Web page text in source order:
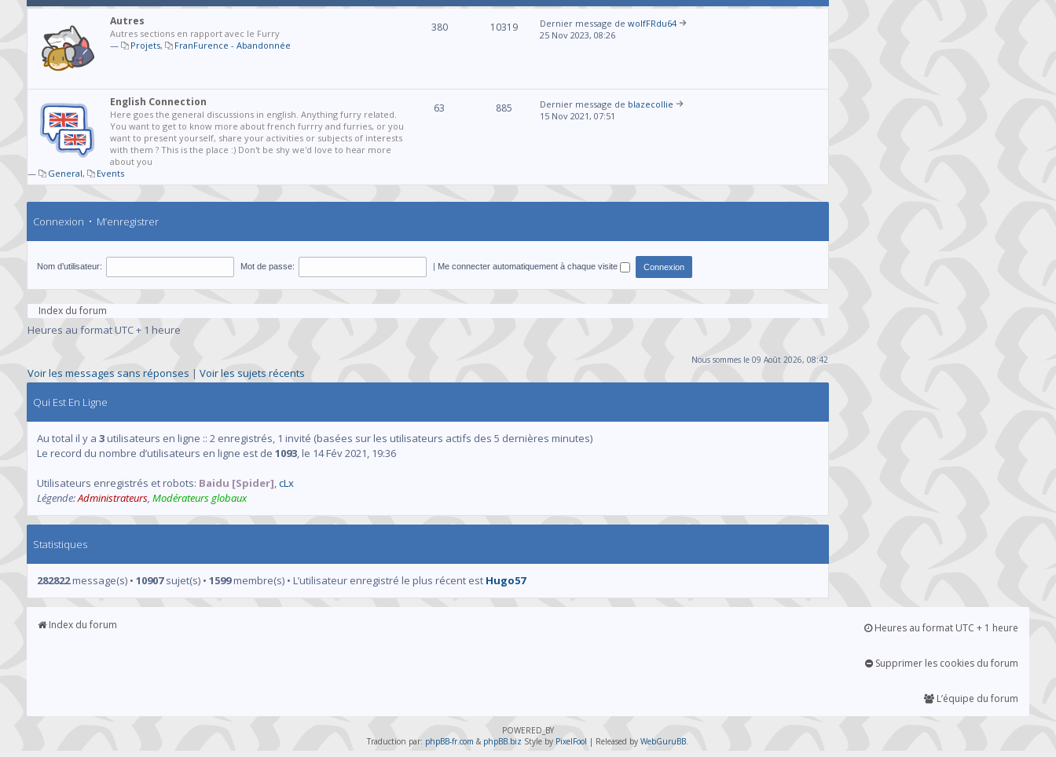
Autres
Autres sections en rapport avec le Furry
—
Projets, FranFurence - Abandonnée
380 10319 Dernier message de wolfFRdu64
25 Nov 2023, 08:26
English Connection
Here goes the general discussions in english. Anything furry related.
You want to get to know more about french furrry and furries, or you
want to present yourself, share your activities or subjects of interests
with them ? This is the place :) Don't be shy we'd love to hear more
about you
—
General, Events
63 885 Dernier message de blazecollie
15 Nov 2021, 07:51
Connexion • M’enregistrer
Nom d’utilisateur: Mot de passe: | Me connecter automatiquement à chaque visite
Index du forum
Heures au format UTC + 1 heure
Nous sommes le 09 Août 2026, 08:42
Voir les messages sans réponses | Voir les sujets récents
Qui Est En Ligne
Au total il y a 3utilisateurs en ligne :: 2 enregistrés, 1 invité (basées sur les utilisateurs actifs des 5 dernières minutes)
Le record du nombre d’utilisateurs en ligne est de 1093, le 14 Fév 2021, 19:36
Utilisateurs enregistrés et robots: Baidu [Spider],cLx
Légende:Administrateurs, Modérateurs globaux
Statistiques
282822message(s) • 10907sujet(s) • 1599membre(s) • L’utilisateur enregistré le plus récent est Hugo57
Index du forum Heures au format UTC + 1 heure
Supprimer les cookies du forum
L’équipe du forum
POWERED_BY
Traduction par: phpBB-fr.com & phpBB.biz Style by PixelFool | Released byWebGuruBB.